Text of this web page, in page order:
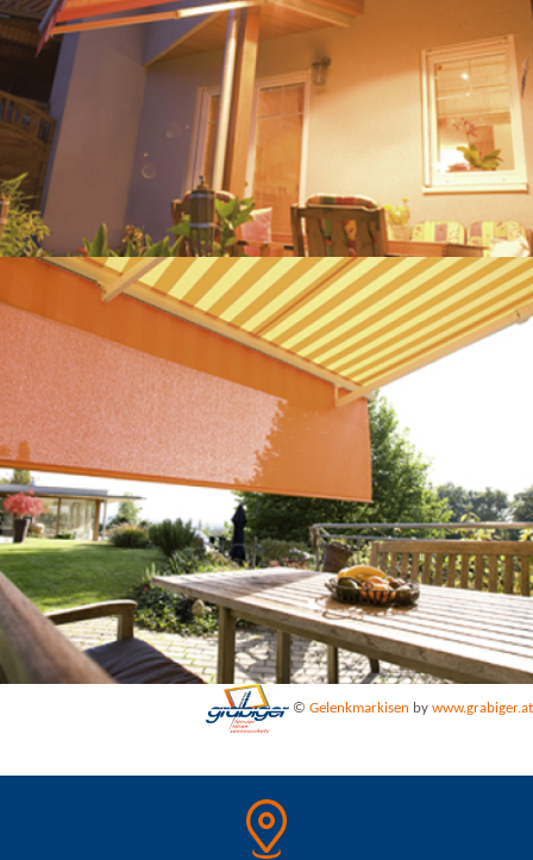
Kontakt
Impressum
© Gelenkmarkisen by www.grabiger.at